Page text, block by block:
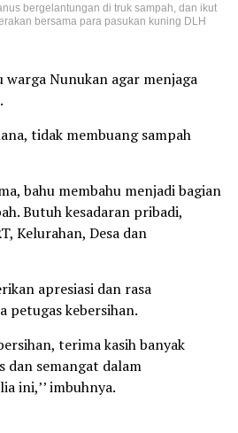
bergelantungan di truk sampah, dan ikut
bersama para pasukan kuning DLH
Nunukan agar menjaga
tidak membuang sampah
bahu membahu menjadi bagian
Butuh kesadaran pribadi,
Kelurahan, Desa dan
apresiasi dan rasa
petugas kebersihan.
terima kasih banyak
dan semangat dalam
ini,’’ imbuhnya.